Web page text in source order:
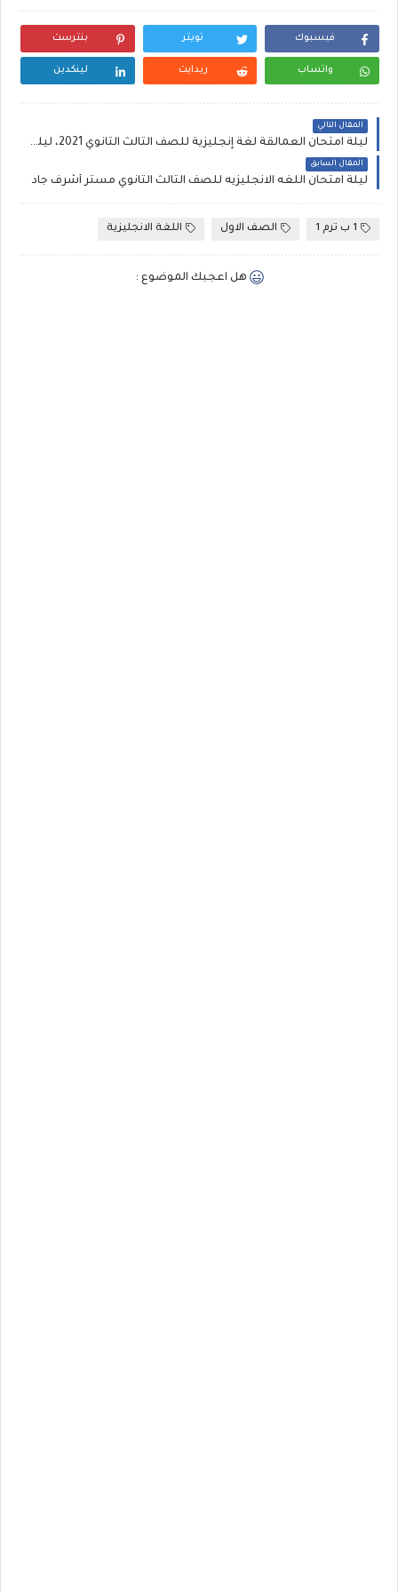
فيسبوك تويتر بنترست
واتساب ريدايت لينكدين
المقال التالي
ليلة امتحان العمالقة لغة إنجليزية للصف الثالث الثانوي 2021، ليلة امتحان انجليزي ثانوية عامة 1300 سؤال
المقال السابق
ليلة امتحان اللغه الانجليزيه للصف الثالث الثانوي مستر أشرف جاد
1 ب ترم 1 الصف الاول اللغة الانجليزية
هل اعجبك الموضوع :